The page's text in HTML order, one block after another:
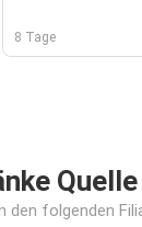
8 Tage
den folgenden